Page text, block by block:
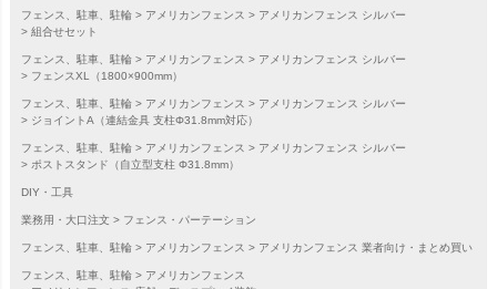
フェンス、駐車、駐輪 アメリカンフェンス
アメリカンフェンス シルバー
組合せセット
フェンス、駐車、駐輪 アメリカンフェンス
アメリカンフェンス シルバー
フェンスXL（1800×900mm）
フェンス、駐車、駐輪 アメリカンフェンス
アメリカンフェンス シルバー
ジョイントA（連結金具 支柱Φ31.8mm対応）
フェンス、駐車、駐輪 アメリカンフェンス
アメリカンフェンス シルバー
ポストスタンド（自立型支柱 Φ31.8mm）
DIY・工具
業務用・大口注文 フェンス・パーテーション
フェンス、駐車、駐輪 アメリカンフェンス アメリカンフェンス 業者向け・まとめ買い
フェンス、駐車、駐輪
アメリカンフェンス